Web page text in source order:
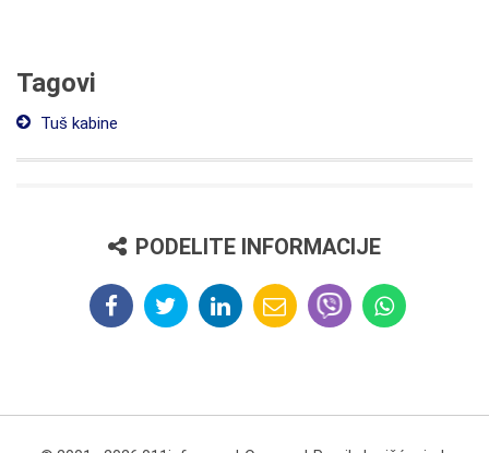
Tagovi
Tuš kabine
PODELITE INFORMACIJE